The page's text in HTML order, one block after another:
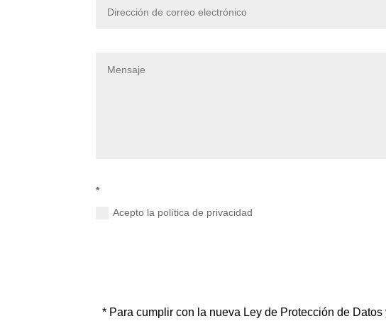
*
Acepto la política de privacidad
* Para cumplir con la nueva Ley de Protección de